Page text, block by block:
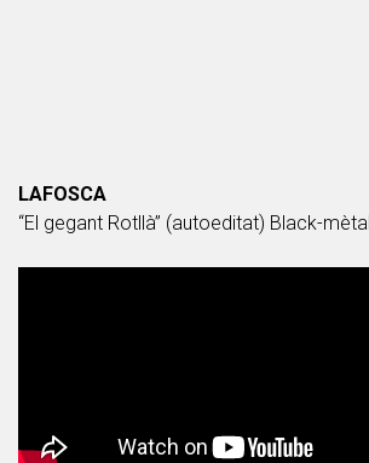
LAFOSCA
“El gegant Rotllà” (autoeditat) Black-mètal